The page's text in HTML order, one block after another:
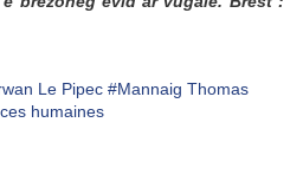
Le Pipec #Mannaig Thomas
humaines